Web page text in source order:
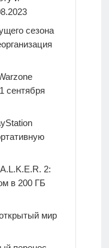
сезона
сентября
2:
в 200 ГБ
мир